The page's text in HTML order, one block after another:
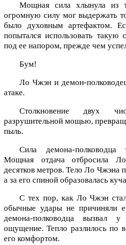
Мощная сила хлынула из
огромную силу мог выдержать
было духовным артефактом.
попытался использовать
под ее напором, прежде чем
Бум!
Ло Чжэн и демон-
атаке.
Столкновение двух
разрушительной мощью,
пыль.
Сила демона-
Мощная отдача отбросила
десятков метров. Тело Ло Чжэна
а за его спиной образовалась
С тех пор, как Ло Чжэн
обычные удары не причиняли
демона-полководца вызвал
ощущение. Тепло разлилось по
его комфортом.